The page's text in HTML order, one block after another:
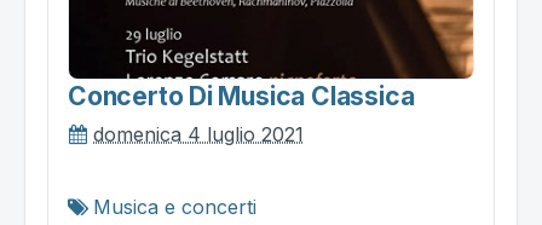
Concerto Di Musica Classica
domenica 4 luglio 2021
Musica e concerti